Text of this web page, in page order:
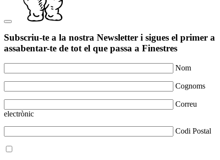
Subscriu-te a la nostra Newsletter i sigues el primer a
assabentar-te de tot el que passa a Finestres
Nom
Cognoms
Correu
electrònic
Codi Postal